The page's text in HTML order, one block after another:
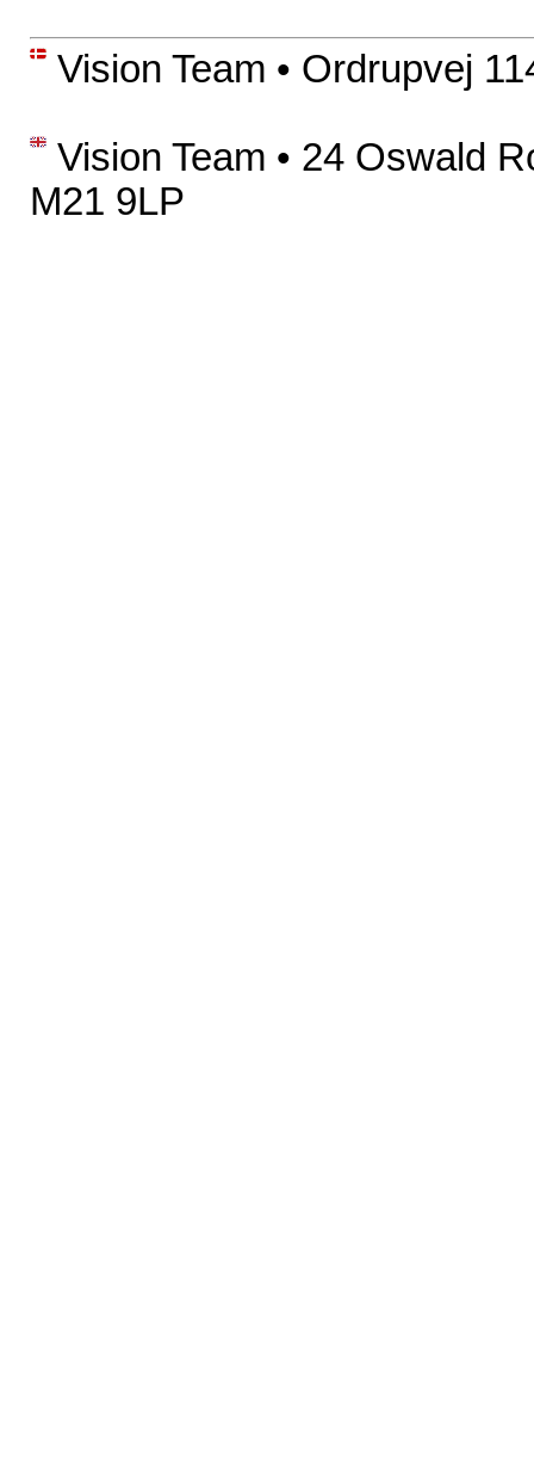
Vision Team • Ordrupvej
Vision Team • 24 Oswald
M21 9LP